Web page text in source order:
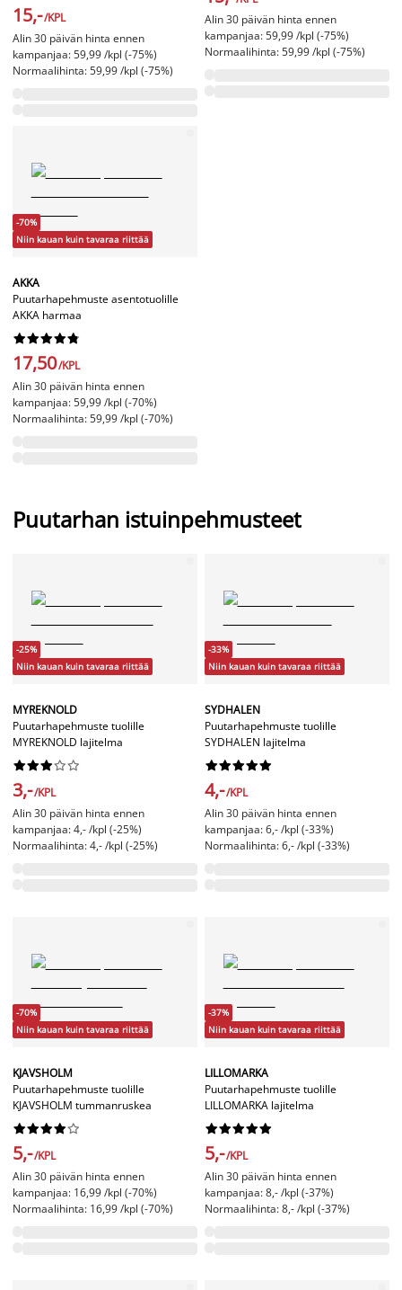
15,-/KPL
Alin 30 päivän hinta ennen
kampanjaa: 59,99 /kpl (-75%)
Normaalihinta: 59,99 /kpl (-75%)
Alin 30 päivän hinta ennen
kampanjaa: 59,99 /kpl (-75%)
Normaalihinta: 59,99 /kpl (-75%)
-70%
Niin kauan kuin tavaraa riittää
AKKA
Puutarhapehmuste asentotuolille
AKKA harmaa






17,50/KPL
Alin 30 päivän hinta ennen
kampanjaa: 59,99 /kpl (-70%)
Normaalihinta: 59,99 /kpl (-70%)
Puutarhan istuinpehmusteet
-25%
Niin kauan kuin tavaraa riittää
MYREKNOLD
Puutarhapehmuste tuolille
MYREKNOLD lajitelma






3,-/KPL
Alin 30 päivän hinta ennen
kampanjaa: 4,- /kpl (-25%)
Normaalihinta: 4,- /kpl (-25%)
-33%
Niin kauan kuin tavaraa riittää
SYDHALEN
Puutarhapehmuste tuolille
SYDHALEN lajitelma






4,-/KPL
Alin 30 päivän hinta ennen
kampanjaa: 6,- /kpl (-33%)
Normaalihinta: 6,- /kpl (-33%)
-70%
Niin kauan kuin tavaraa riittää
KJAVSHOLM
Puutarhapehmuste tuolille
KJAVSHOLM tummanruskea






5,-/KPL
Alin 30 päivän hinta ennen
kampanjaa: 16,99 /kpl (-70%)
Normaalihinta: 16,99 /kpl (-70%)
-37%
Niin kauan kuin tavaraa riittää
LILLOMARKA
Puutarhapehmuste tuolille
LILLOMARKA lajitelma






5,-/KPL
Alin 30 päivän hinta ennen
kampanjaa: 8,- /kpl (-37%)
Normaalihinta: 8,- /kpl (-37%)